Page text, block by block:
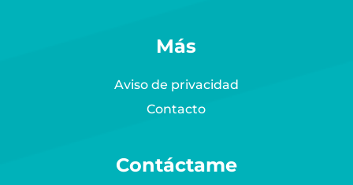
Más
Aviso de privacidad
Contacto
Contáctame